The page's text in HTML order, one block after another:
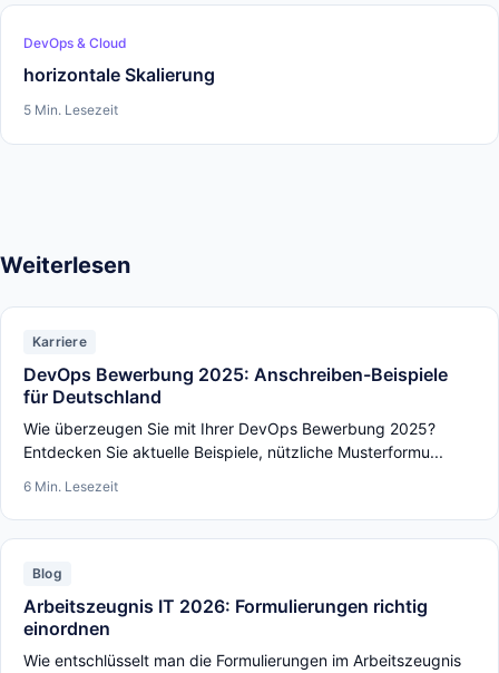
DevOps & Cloud
horizontale Skalierung
5 Min. Lesezeit
Weiterlesen
Karriere
DevOps Bewerbung 2025: Anschreiben-Beispiele
für Deutschland
Wie überzeugen Sie mit Ihrer DevOps Bewerbung 2025?
Entdecken Sie aktuelle Beispiele, nützliche Musterformu...
6 Min. Lesezeit
Blog
Arbeitszeugnis IT 2026: Formulierungen richtig
einordnen
Wie entschlüsselt man die Formulierungen im Arbeitszeugnis